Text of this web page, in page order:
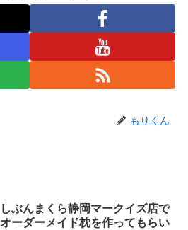
もりくん
しぶんまくら静岡マークイズ店で
オーダーメイド枕を作ってもらい